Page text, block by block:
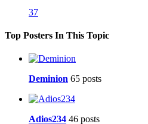
37
Top Posters In This Topic
Deminion 65 posts
Adios234 46 posts